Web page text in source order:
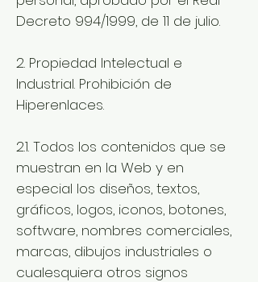
Decreto 994/1999, de 11 de julio.
2. Propiedad Intelectual e
Industrial. Prohibición de
Hiperenlaces.
2.1. Todos los contenidos que se
muestran en la Web y en
especial los diseños, textos,
gráficos, logos, iconos, botones,
software, nombres comerciales,
marcas, dibujos industriales o
cualesquiera otros signos